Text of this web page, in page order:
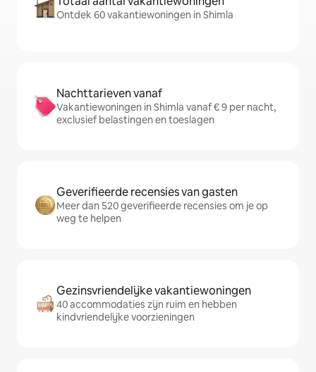
Ontdek 60 vakantiewoningen in Shimla
Nachttarieven vanaf
Vakantiewoningen in Shimla vanaf € 9 per nacht,
exclusief belastingen en toeslagen
Geverifieerde recensies van gasten
Meer dan 520 geverifieerde recensies om je op
weg te helpen
Gezinsvriendelijke vakantiewoningen
40 accommodaties zijn ruim en hebben
kindvriendelijke voorzieningen